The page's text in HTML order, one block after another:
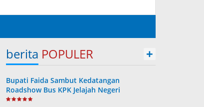
berita POPULER +
Bupati Faida Sambut Kedatangan
Roadshow Bus KPK Jelajah Negeri